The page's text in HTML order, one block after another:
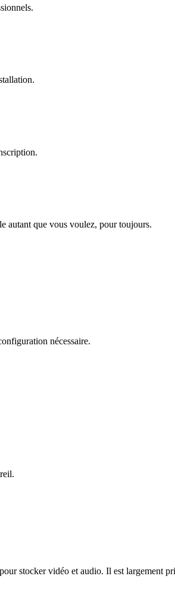
autant que vous voulez, pour toujours.
nécessaire.
stocker vidéo et audio. Il est largement